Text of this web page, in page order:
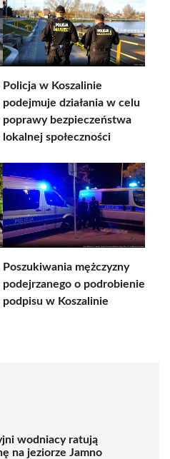
Policja w Koszalinie
podejmuje działania w celu
poprawy bezpieczeństwa
lokalnej społeczności
Poszukiwania mężczyzny
podejrzanego o podrobienie
podpisu w Koszalinie
wodniacy ratują
na jeziorze Jamno